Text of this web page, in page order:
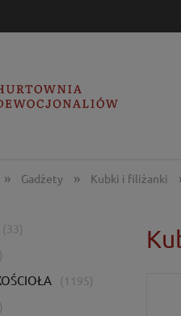
» Gadżety » Kubki i filiżanki
(33)
(1195)